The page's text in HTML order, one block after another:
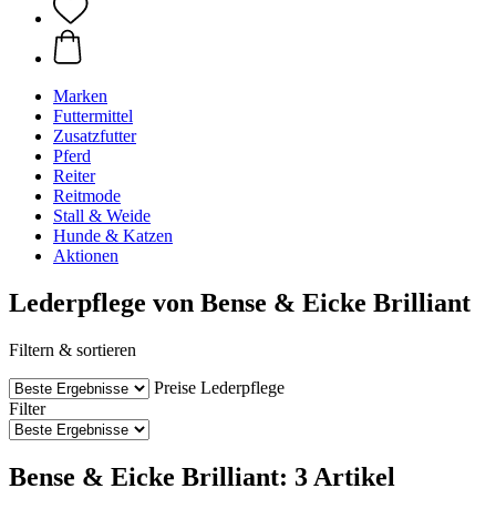
Marken
Futtermittel
Zusatzfutter
Pferd
Reiter
Reitmode
Stall & Weide
Hunde & Katzen
Aktionen
Lederpflege von Bense & Eicke Brilliant
Filtern & sortieren
Preise Lederpflege
Filter
Bense & Eicke Brilliant: 3 Artikel